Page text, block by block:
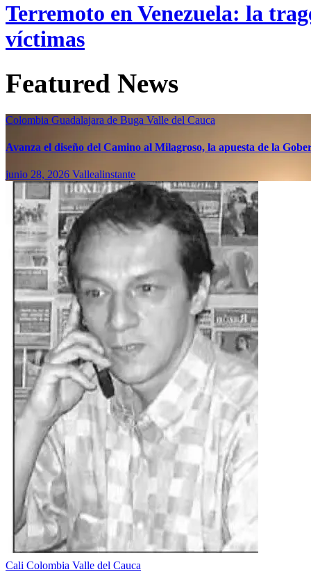
Terremoto en Venezuela: la
víctimas
Featured News
Colombia Guadalajara de Buga Valle del Cauca
Avanza el diseño del Camino al Milagroso, la apuesta de la
junio 28, 2026 Vallealinstante
Cali Colombia Valle del Cauca